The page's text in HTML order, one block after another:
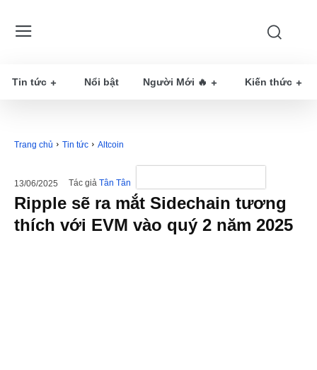
Tin tức Nổi bật Người Mới 🔥 Kiến thức
Trang chủ Tin tức Altcoin
13/06/2025 Tác giả Tân Tân
Ripple sẽ ra mắt Sidechain tương
thích với EVM vào quý 2 năm 2025